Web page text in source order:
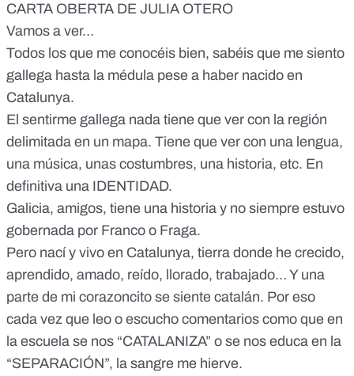
CARTA OBERTA DE JULIA OTERO
Vamos a ver…
Todos los que me conocéis bien, sabéis que me siento
gallega hasta la médula pese a haber nacido en
Catalunya.
El sentirme gallega nada tiene que ver con la región
delimitada en un mapa. Tiene que ver con una lengua,
una música, unas costumbres, una historia, etc. En
definitiva una IDENTIDAD.
Galicia, amigos, tiene una historia y no siempre estuvo
gobernada por Franco o Fraga.
Pero nací y vivo en Catalunya, tierra donde he crecido,
aprendido, amado, reído, llorado, trabajado… Y una
parte de mi corazoncito se siente catalán. Por eso
cada vez que leo o escucho comentarios como que en
la escuela se nos “CATALANIZA” o se nos educa en la
“SEPARACIÓN”, la sangre me hierve.